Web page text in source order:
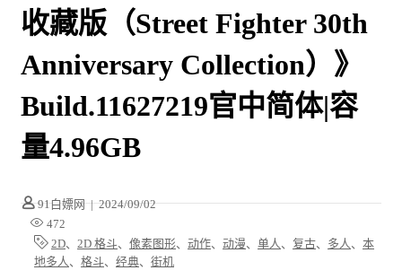
收藏版（Street Fighter 30th
Anniversary Collection）》
Build.11627219官中简体|容
量4.96GB
91白嫖网 | 2024/09/02
472
2D、 2D 格斗、 像素图形、 动作、 动漫、 单人 、 复古、 多人 、 本
地多人 、 格斗、 经典、 街机